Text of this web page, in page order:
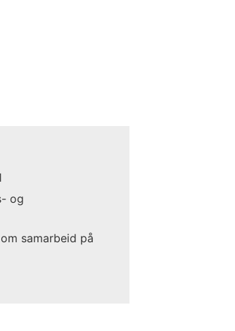
og
samarbeid på